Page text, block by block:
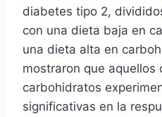
diabetes tipo 2,
con una dieta baja en
una dieta alta en
mostraron que aquellos
carbohidratos
significativas en la